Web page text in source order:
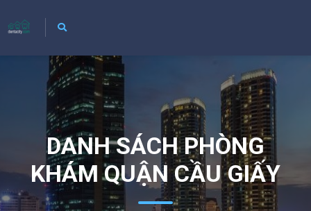
DANH SÁCH PHÒNG
KHÁM QUẬN CẦU GIẤY